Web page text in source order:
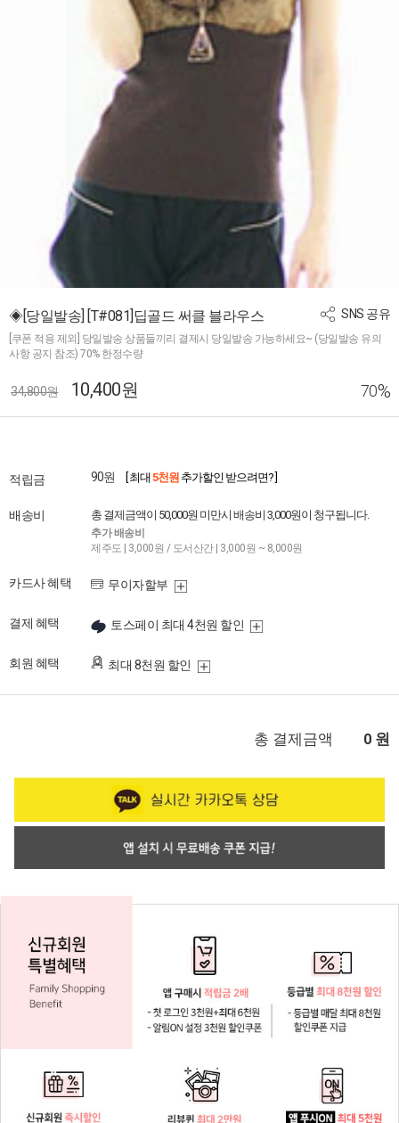
SNS 공유
◈[당일발송] [T#081]딥골드 써클 블라우스
[쿠폰 적용 제외] 당일발송 상품들끼리 결제시 당일발송 가능하세요~ (당일발송 유의
사항 공지 참조) 70% 한정수량
34,800원 10,400원 70%
적립금 90원 [ 최대 5천원 추가할인 받으려면? ]
배송비 총 결제금액이 50,000원 미만시 배송비 3,000원이 청구됩니다.
추가 배송비
제주도 | 3,000원 / 도서산간 | 3,000원 ~ 8,000원
카드사 혜택 무이자할부
결제 혜택 토스페이 최대 4천원 할인
회원 혜택 최대 8천원 할인
총 결제금액 0 원